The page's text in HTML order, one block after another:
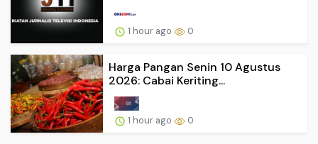
1 hour ago 0
Harga Pangan Senin 10 Agustus
2026: Cabai Keriting...
1 hour ago 0